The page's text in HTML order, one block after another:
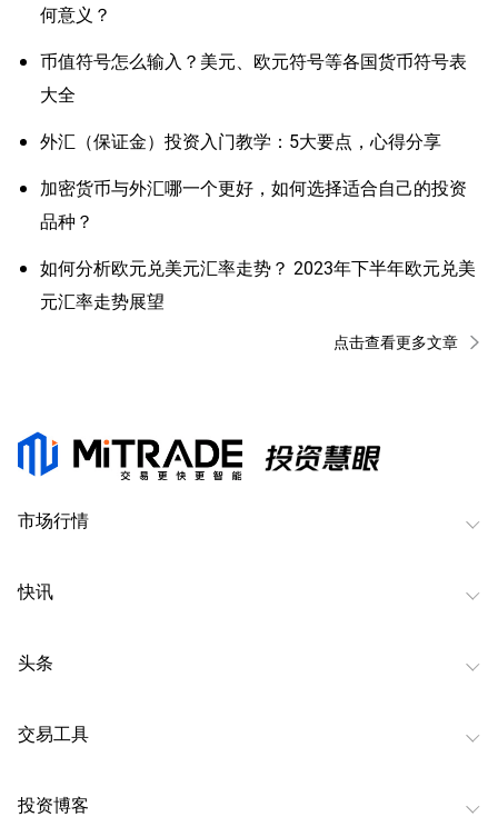
何意义？
币值符号怎么输入？美元、欧元符号等各国货币符号表
大全
外汇（保证金）投资入门教学：5大要点，心得分享
加密货币与外汇哪一个更好，如何选择适合自己的投资
品种？
如何分析欧元兑美元汇率走势？ 2023年下半年欧元兑美
元汇率走势展望
点击查看更多文章
市场行情
快讯
头条
交易工具
投资博客